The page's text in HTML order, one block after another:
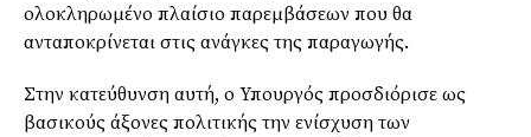
ολοκληρωμένο πλαίσιο παρεμβάσεων που θα
ανταποκρίνεται στις ανάγκες της παραγωγής.
Στην κατεύθυνση αυτή, ο Υπουργός προσδιόρισε ως
βασικούς άξονες πολιτικής την ενίσχυση των